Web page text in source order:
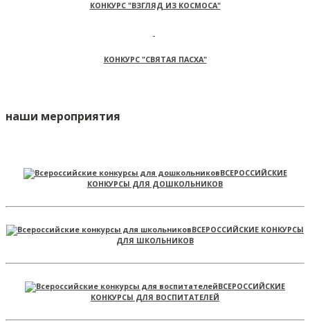
КОНКУРС "ВЗГЛЯД ИЗ КОСМОСА"
КОНКУРС "СВЯТАЯ ПАСХА"
наши мероприятия
ВСЕРОССИЙСКИЕ
КОНКУРСЫ ДЛЯ ДОШКОЛЬНИКОВ
ВСЕРОССИЙСКИЕ КОНКУРСЫ
ДЛЯ ШКОЛЬНИКОВ
ВСЕРОССИЙСКИЕ
КОНКУРСЫ ДЛЯ ВОСПИТАТЕЛЕЙ